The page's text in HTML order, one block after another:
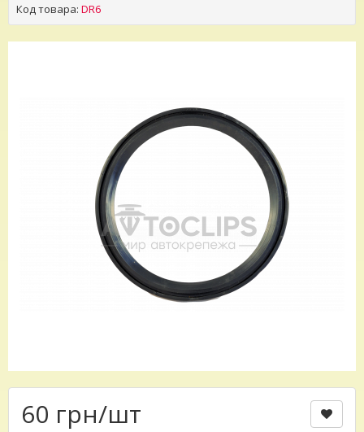
Код товара: DR6
60 грн/шт